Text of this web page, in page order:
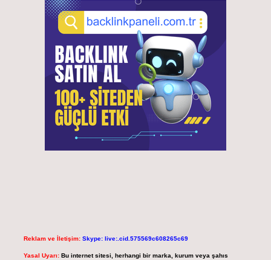
Reklam ve İletişim: Skype: live:.cid.575569c608265c69
Yasal Uyarı: Bu internet sitesi, herhangi bir marka, kurum veya şahıs